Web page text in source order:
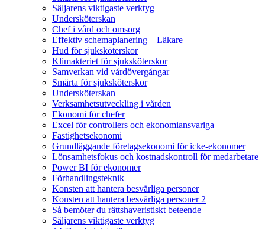
Säljarens viktigaste verktyg
Undersköterskan
Chef i vård och omsorg
Effektiv schemaplanering – Läkare
Hud för sjuksköterskor
Klimakteriet för sjuksköterskor
Samverkan vid vårdövergångar
Smärta för sjuksköterskor
Undersköterskan
Verksamhetsutveckling i vården
Ekonomi för chefer
Excel för controllers och ekonomiansvariga
Fastighetsekonomi
Grundläggande företagsekonomi för icke-ekonomer
Lönsamhetsfokus och kostnadskontroll för medarbetare
Power BI för ekonomer
Förhandlingsteknik
Konsten att hantera besvärliga personer
Konsten att hantera besvärliga personer 2
Så bemöter du rättshaveristiskt beteende
Säljarens viktigaste verktyg